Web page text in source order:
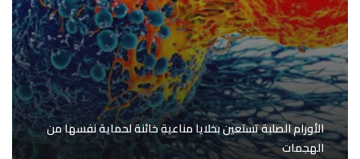
الأورام الصلبة تستعين بخلايا مناعية خائنة لحماية نفسها من
الهجمات